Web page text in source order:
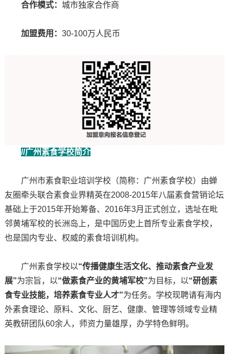
合作模式： 城市独家合作商
加盟费用： 30-100万人民币
//广州素食学校简介
广州市素食职业培训学校（简称：广州素食学校）由蝉
友圈牵头联合素食业界精英在2008-2015年八届素食营销论坛
基础上于2015年开始筹备、2016年3月正式创立，选址在毗
邻黄埔军校的长洲岛上，是中国历史上首所专业素食学校，
也是国内专业、权威的素食培训机构。
广州素食学校以“传播健康生活文化、推动素食产业发
展”为宗旨，以“做素食产业的黄埔军校”为目标，以“研创素
食专业技能，培养素食专业人才”为任务。学校现聘请有海内
外素食理论、原料、文化、厨艺、健康、管理等领域专业精
英教研团队60余人，师资力量雄厚，办学特色鲜明。